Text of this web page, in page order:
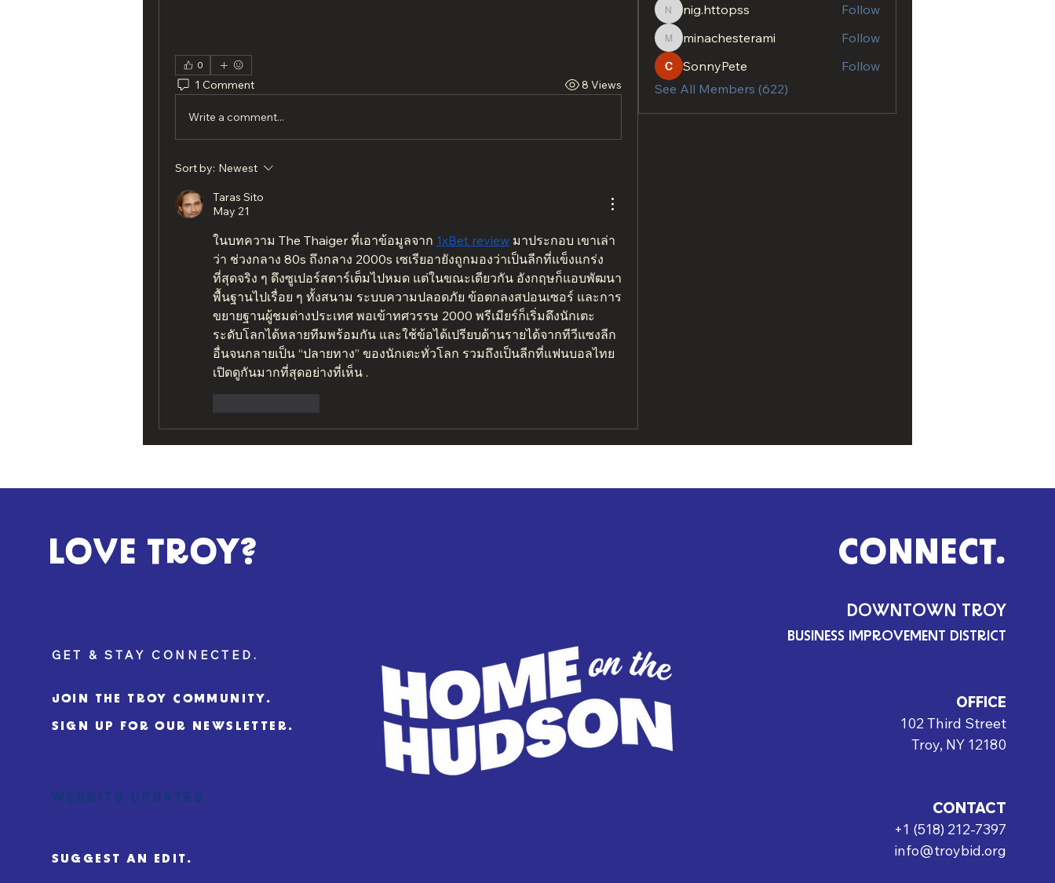
0
1 Comment 8 Views
Write a comment...
Sort by: Newest
Taras Sito
May 21
ในบทความ The Thaiger ที่เอาข้อมูลจาก 1xBet review มาประกอบ เขาเล่า
ว่า ช่วงกลาง 80s ถึงกลาง 2000s เซเรียอายังถูกมองว่าเป็นลีกที่แข็งแกร่ง
ที่สุดจริง ๆ ดึงซูเปอร์สตาร์เต็มไปหมด แต่ในขณะเดียวกัน อังกฤษก็แอบพัฒนา
พื้นฐานไปเรื่อย ๆ ทั้งสนาม ระบบความปลอดภัย ข้อตกลงสปอนเซอร์ และการ
ขยายฐานผู้ชมต่างประเทศ พอเข้าทศวรรษ 2000 พรีเมียร์ก็เริ่มดึงนักเตะ
ระดับโลกได้หลายทีมพร้อมกัน และใช้ข้อได้เปรียบด้านรายได้จากทีวีแซงลีก
อื่นจนกลายเป็น “ปลายทาง” ของนักเตะทั่วโลก รวมถึงเป็นลีกที่แฟนบอลไทย
เปิดดูกันมากที่สุดอย่างที่เห็น .
nig.httopss
nig.httopss Follow
minachesterami
minachesterami
Follow
SonnyPete
Follow
See All Members (622)
LOVE TROY?
GET & STAY CONNECTED.
JOIN THE TROY COMMUNITY.
SIGN UP FOR OUR NEWSLETTER.
WEBSITE UPDATES.
SUGGEST AN EDIT.
CONNECT.
DOWNTOWN TROY
BUSINESS IMPROVEMENT DISTRICT
OFFICE
102 Third Street
Troy, NY 12180
CONTACT
+1 (518) 212-7397
info@troybid.org